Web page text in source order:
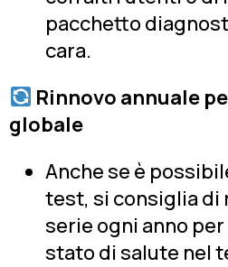
pacchetto
cara.
Rinnovo annuale
globale
Anche se è
test, si consiglia
serie ogni anno
stato di salute nel